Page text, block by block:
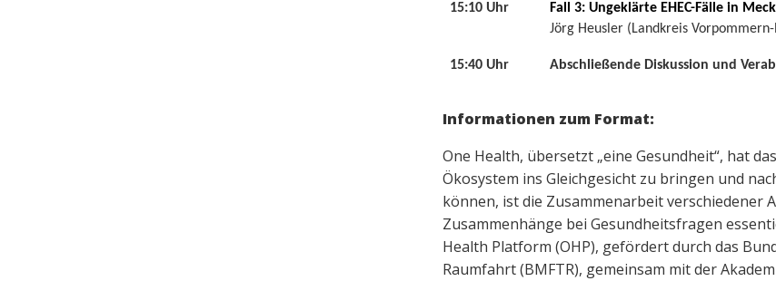
15:10 Uhr
Fall 3: Ungeklärte EHEC-Fälle in
Jörg Heusler (Landkreis Vorpommern-
15:40 Uhr Abschließende Diskussion und
Informationen zum Format:
One Health, übersetzt „eine Gesundheit“, hat
Ökosystem ins Gleichgesicht zu bringen und
können, ist die Zusammenarbeit verschiedener
Zusammenhänge bei Gesundheitsfragen
Health Platform (OHP), gefördert durch das
Raumfahrt (BMFTR), gemeinsam mit der